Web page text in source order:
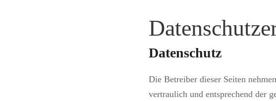
Datenschutz
Die Betreiber dieser Seiten
vertraulich und entsprechend der